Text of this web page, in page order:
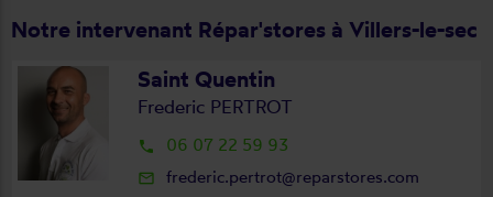
Notre intervenant Répar'stores à Villers-le-sec
Saint Quentin
Frederic PERTROT
local_phone 06 07 22 59 93
mail_outline frederic.pertrot@reparstores.com